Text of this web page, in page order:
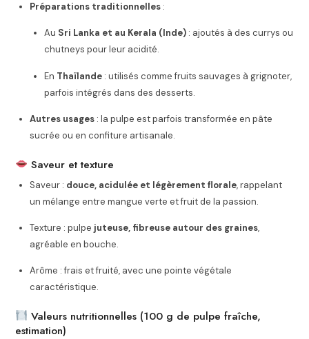
Préparations traditionnelles :
Au Sri Lanka et au Kerala (Inde) : ajoutés à des currys ou
chutneys pour leur acidité.
En Thaïlande : utilisés comme fruits sauvages à grignoter,
parfois intégrés dans des desserts.
Autres usages : la pulpe est parfois transformée en pâte
sucrée ou en confiture artisanale.
Saveur et texture
Saveur : douce, acidulée et légèrement florale, rappelant
un mélange entre mangue verte et fruit de la passion.
Texture : pulpe juteuse, fibreuse autour des graines,
agréable en bouche.
Arôme : frais et fruité, avec une pointe végétale
caractéristique.
Valeurs nutritionnelles (100 g de pulpe fraîche,
estimation)